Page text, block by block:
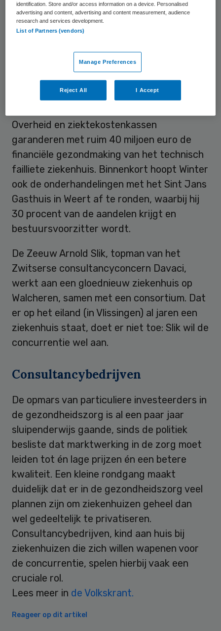
krant.
De al jaren kwakkelende
IJsselmeerziekenhuizen komen voor 5
miljoen euro plus het reorganisatierisico in
Overheid en ziektekostenkassen
garanderen met ruim 40 miljoen euro de
financiële gezondmaking van het technisch
failliete ziekenhuis. Binnenkort hoopt Winter
ook de onderhandelingen met het Sint Jans
Gasthuis in Weert af te ronden, waarbij hij
30 procent van de aandelen krijgt en
bestuursvoorzitter wordt.
De Zeeuw Arnold Slik, topman van het
Zwitserse consultancyconcern Davaci,
werkt aan een gloednieuw ziekenhuis op
Walcheren, samen met een consortium. Dat
er op het eiland (in Vlissingen) al jaren een
ziekenhuis staat, doet er niet toe: Slik wil de
concurrentie wel aan.
Consultancybedrijven
De opmars van particuliere investeerders in
de gezondheidszorg is al een paar jaar
sluipenderwijs gaande, sinds de politiek
besliste dat marktwerking in de zorg moet
leiden tot én lage prijzen én een betere
kwaliteit. Een kleine rondgang maakt
duidelijk dat er in de gezondheidszorg veel
plannen zijn om ziekenhuizen geheel dan
wel gedeeltelijk te privatiseren.
Consultancybedrijven, kind aan huis bij
ziekenhuizen die zich willen wapenen voor
de concurrentie, spelen hierbij vaak een
cruciale rol.
Lees meer in de Volkskrant.
Reageer op dit artikel
identification. Store and/or access information on a device. Personalised
advertising and content, advertising and content measurement, audience
research and services development.
List of Partners (vendors)
Manage Preferences
Reject All I Accept